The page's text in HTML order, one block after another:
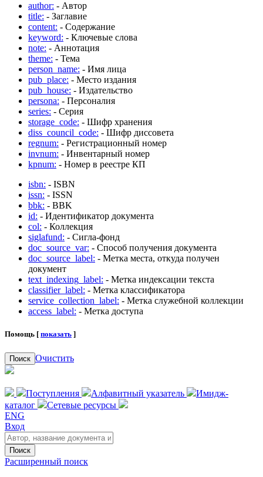
author: - Автор
title: - Заглавие
content: - Содержание
keyword: - Ключевые слова
note: - Аннотация
theme: - Тема
person_name: - Имя лица
pub_place: - Место издания
pub_house: - Издательство
persona: - Персоналия
series: - Серия
storage_code: - Шифр хранения
diss_council_code: - Шифр диссовета
regnum: - Регистрационный номер
invnum: - Инвентарный номер
kpnum: - Номер в реестре КП
isbn: - ISBN
issn: - ISSN
bbk: - BBK
id: - Идентификатор документа
col: - Коллекция
siglafund: - Сигла-фонд
doc_source_var: - Способ получения документа
doc_source_label: - Метка места, откуда получен
документ
text_indexing_label: - Метка индексации текста
classifier_label: - Метка классификатора
service_collection_label: - Метка служебной коллекции
access_label: - Метка доступа
Помощь [ показать ]
Поиск Очистить
Поступления Алфавитный указатель
Имидж-
каталог
Сетевые ресурсы
ENG
Вход
Поиск
Расширенный поиск